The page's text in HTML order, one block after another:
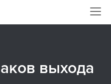
выхода